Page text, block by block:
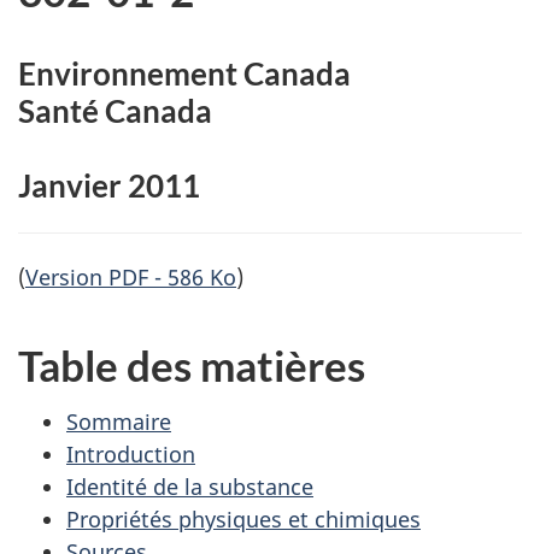
e
Environnement Canada
Santé Canada
Janvier 2011
(Version PDF - 586 Ko)
Table des matières
Sommaire
Introduction
Identité de la substance
Propriétés physiques et chimiques